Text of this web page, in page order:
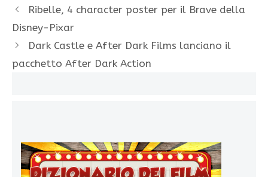
Ribelle, 4 character poster per il Brave della
Disney-Pixar
Dark Castle e After Dark Films lanciano il
pacchetto After Dark Action